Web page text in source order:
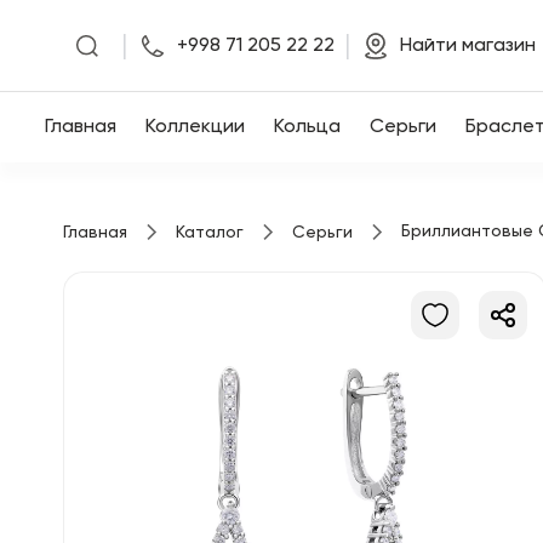
Главная
+998 71 205 22 22 Найти магазин
Главная Коллекции Кольца Серьги
Главная Каталог Серьги Бриллиантовые